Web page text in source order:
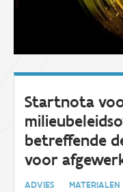
Startnota
betreffende
voor
ADVIES MATERIALEN